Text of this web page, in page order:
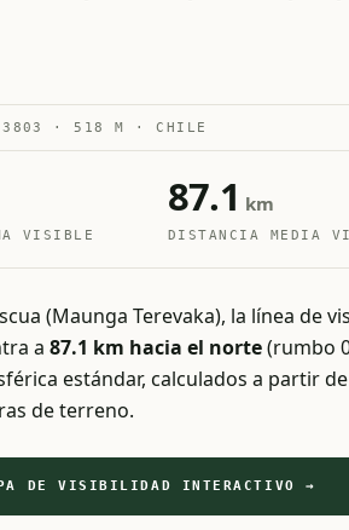
· 518 M · CHILE
VISIBLE
87.1 km
DISTANCIA MEDIA
(Maunga Terevaka), la línea de
a 87.1 km hacia el norte(rumbo
estándar, calculados a partir
de terreno.
DE VISIBILIDAD INTERACTIVO →